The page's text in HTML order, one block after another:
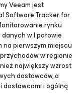
Veeam jest
Software Tracker for
rynku
w I połowie
na pierwszym miejscu
w regionie
największy wzrost
dostawców, a
dostawcami i ogólną